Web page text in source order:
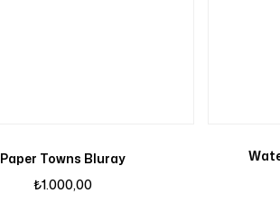
Paper Towns Bluray
₺1.000,00